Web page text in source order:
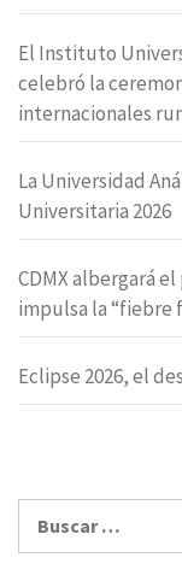
El Instituto
celebró la
internacionales
La Universidad
Universitaria 2026
CDMX albergará
impulsa la “fiebre
Eclipse 2026, el